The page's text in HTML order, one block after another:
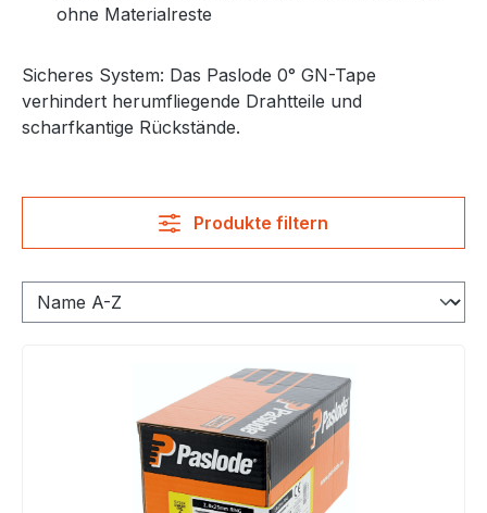
ohne Materialreste
Sicheres System: Das Paslode 0° GN-Tape
verhindert herumfliegende Drahtteile und
scharfkantige Rückstände.
Produkte filtern